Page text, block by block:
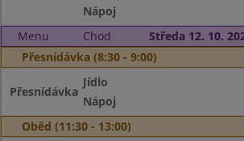
Nápoj
Menu
Chod
Středa 12. 10.
Přesnídávka (8:30 - 9:00)
Přesnídávka
Jídlo
Nápoj
Oběd (11:30 - 13:00)